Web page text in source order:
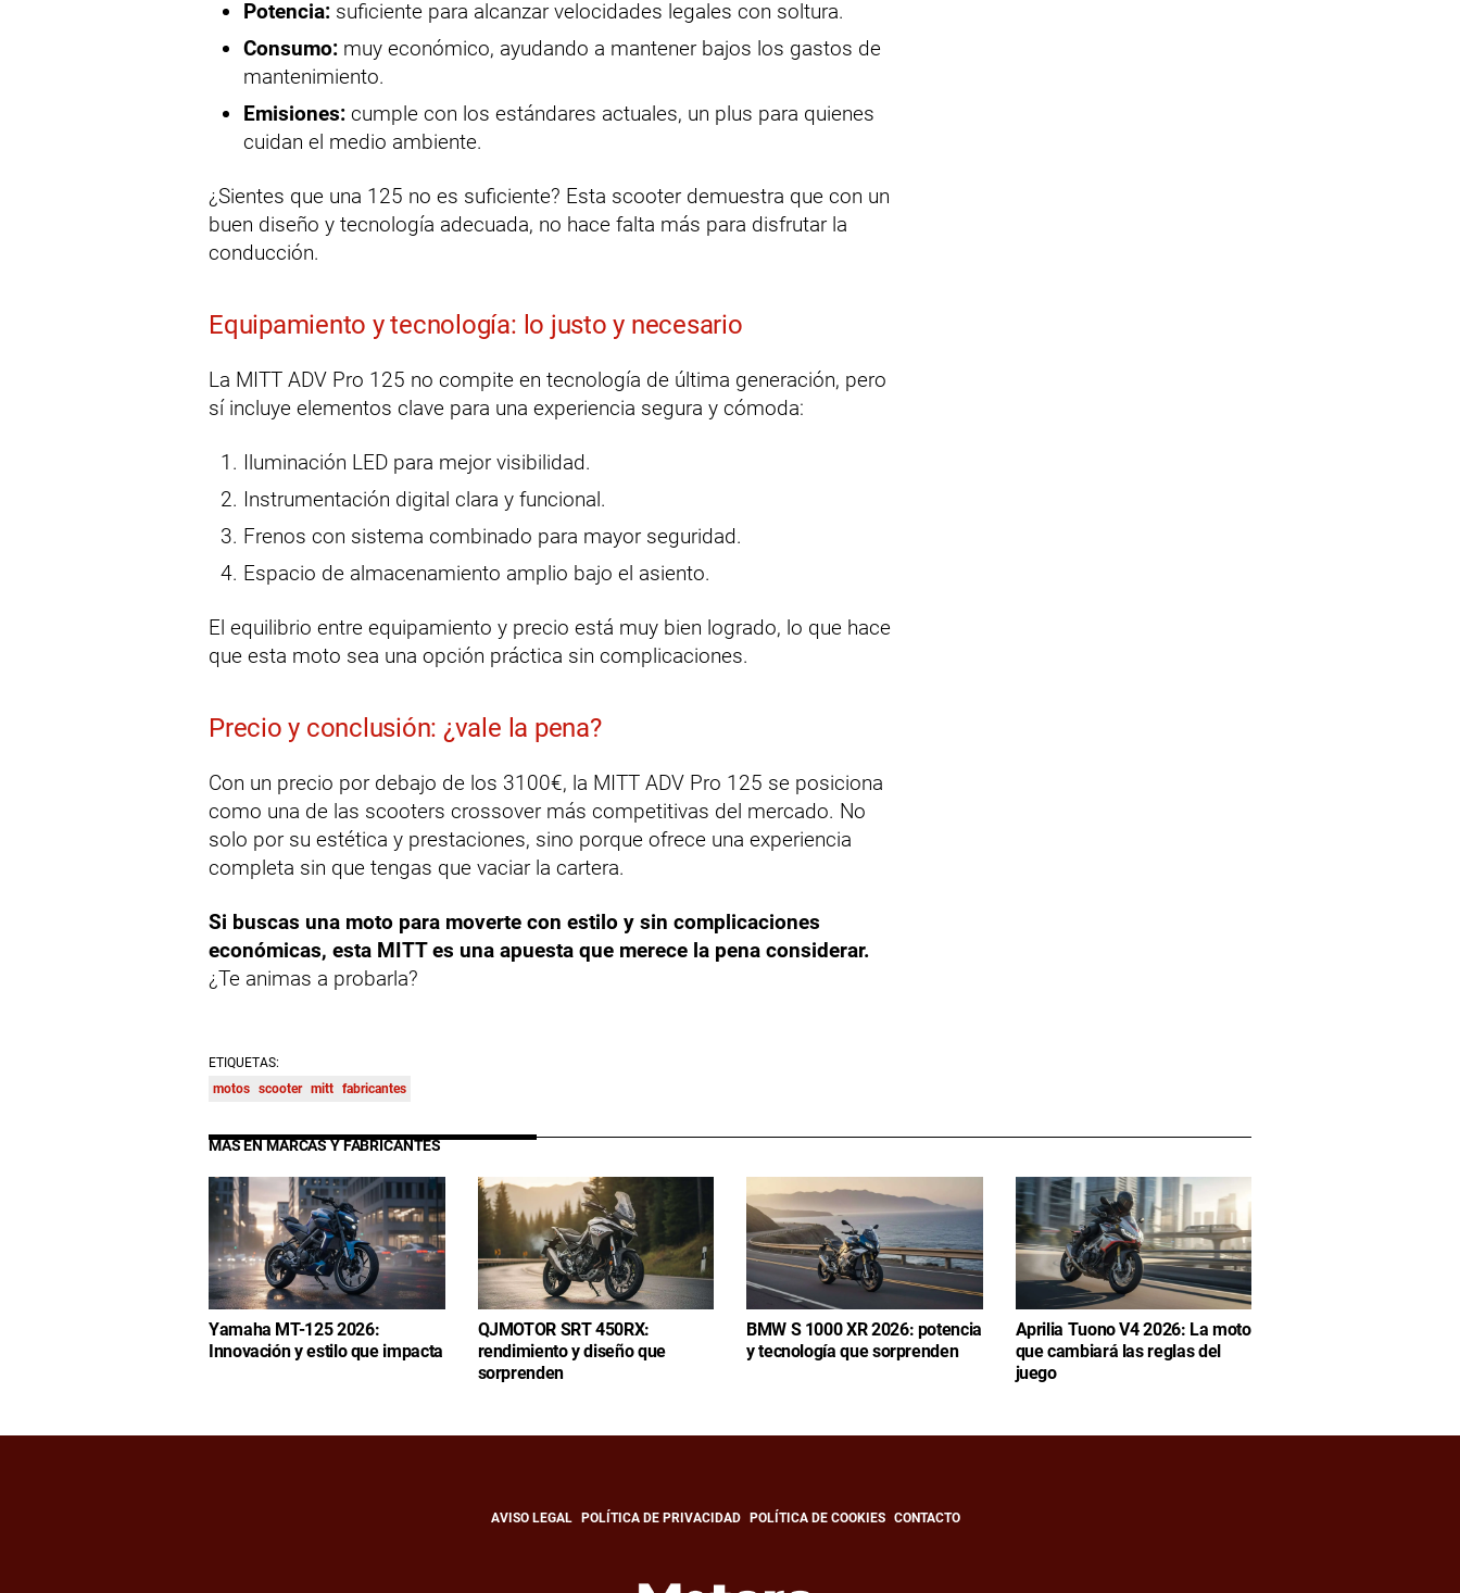
Potencia: suficiente para alcanzar velocidades legales con soltura.
Consumo: muy económico, ayudando a mantener bajos los gastos de
mantenimiento.
Emisiones: cumple con los estándares actuales, un plus para quienes
cuidan el medio ambiente.
¿Sientes que una 125 no es suficiente? Esta scooter demuestra que con un
buen diseño y tecnología adecuada, no hace falta más para disfrutar la
conducción.
Equipamiento y tecnología: lo justo y necesario
La MITT ADV Pro 125 no compite en tecnología de última generación, pero
sí incluye elementos clave para una experiencia segura y cómoda:
Iluminación LED para mejor visibilidad.
Instrumentación digital clara y funcional.
Frenos con sistema combinado para mayor seguridad.
Espacio de almacenamiento amplio bajo el asiento.
El equilibrio entre equipamiento y precio está muy bien logrado, lo que hace
que esta moto sea una opción práctica sin complicaciones.
Precio y conclusión: ¿vale la pena?
Con un precio por debajo de los 3100€, la MITT ADV Pro 125 se posiciona
como una de las scooters crossover más competitivas del mercado. No
solo por su estética y prestaciones, sino porque ofrece una experiencia
completa sin que tengas que vaciar la cartera.
Si buscas una moto para moverte con estilo y sin complicaciones
económicas, esta MITT es una apuesta que merece la pena considerar.
¿Te animas a probarla?
ETIQUETAS:
motos scooter mitt fabricantes
MÁS EN MARCAS Y FABRICANTES
Yamaha MT-125 2026:
Innovación y estilo que impacta
QJMOTOR SRT 450RX:
rendimiento y diseño que
sorprenden
BMW S 1000 XR 2026: potencia
y tecnología que sorprenden
Aprilia Tuono V4 2026: La moto
que cambiará las reglas del
juego
AVISO LEGAL POLÍTICA DE PRIVACIDAD POLÍTICA DE COOKIES CONTACTO